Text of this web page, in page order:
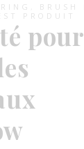
BRUSH
PRODUIT
pour